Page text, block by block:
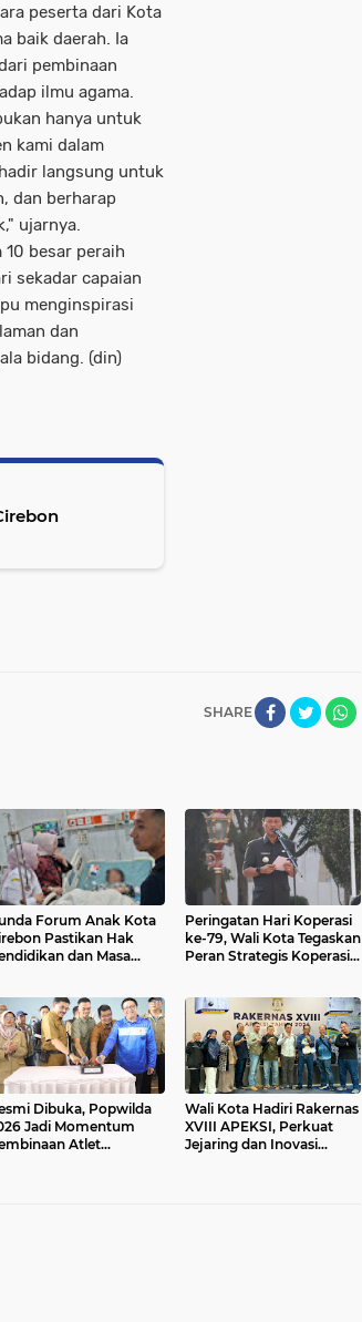
peserta dari Kota
baik daerah. Ia
pembinaan
ilmu agama.
hanya untuk
kami dalam
langsung untuk
dan berharap
ujarnya.
besar peraih
sekadar capaian
menginspirasi
dan
bidang. (din)
SHARE
Forum Anak Kota
Pastikan Hak
dan Masa
Peringatan Hari Koperasi
ke-79, Wali Kota Tegaskan
Peran Strategis Koperasi
Dibuka, Popwilda
Jadi Momentum
Atlet
Wali Kota Hadiri Rakernas
XVIII APEKSI, Perkuat
Jejaring dan Inovasi